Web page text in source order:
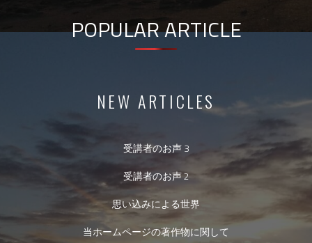
POPULAR ARTICLE
NEW ARTICLES
受講者のお声 3
受講者のお声 2
思い込みによる世界
当ホームページの著作物に関して